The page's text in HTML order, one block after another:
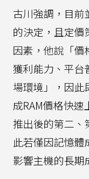
古川強調，目前
的決定，且定價
因素，他說「價
獲利能力、平台
場環境」，因此
成RAM價格快
推出後的第二、
此若僅因記憶
影響主機的長期